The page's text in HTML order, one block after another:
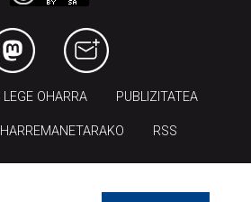
LEGE OHARRA PUBLIZITATEA
HARREMANETARAKO RSS